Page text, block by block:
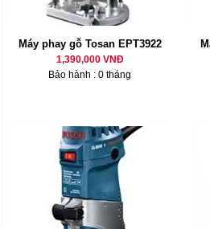
Máy phay gỗ Tosan EPT3922
1,390,000 VNĐ
Bảo hành : 0 tháng